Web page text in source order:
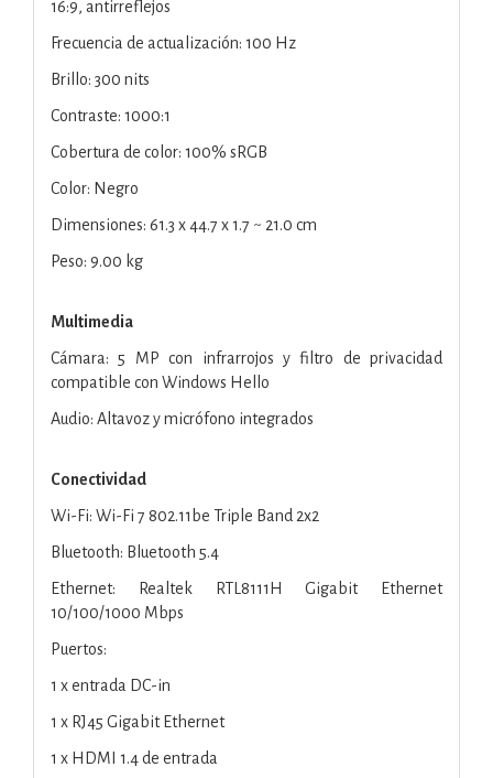
16:9, antirreflejos
Frecuencia de actualización: 100 Hz
Brillo: 300 nits
Contraste: 1000:1
Cobertura de color: 100% sRGB
Color: Negro
Dimensiones: 61.3 x 44.7 x 1.7 ~ 21.0 cm
Peso: 9.00 kg
Multimedia
Cámara: 5 MP con infrarrojos y filtro de privacidad
compatible con Windows Hello
Audio: Altavoz y micrófono integrados
Conectividad
Wi-Fi: Wi-Fi 7 802.11be Triple Band 2x2
Bluetooth: Bluetooth 5.4
Ethernet: Realtek RTL8111H Gigabit Ethernet
10/100/1000 Mbps
Puertos:
1 x entrada DC-in
1 x RJ45 Gigabit Ethernet
1 x HDMI 1.4 de entrada